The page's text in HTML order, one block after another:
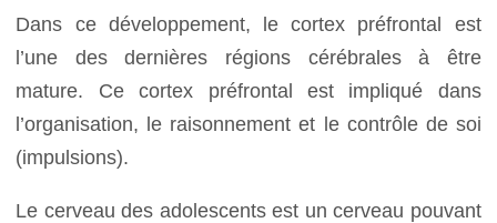
Dans ce développement, le cortex préfrontal est
l’une des dernières régions cérébrales à être
mature. Ce cortex préfrontal est impliqué dans
l’organisation, le raisonnement et le contrôle de soi
(impulsions).
Le cerveau des adolescents est un cerveau pouvant